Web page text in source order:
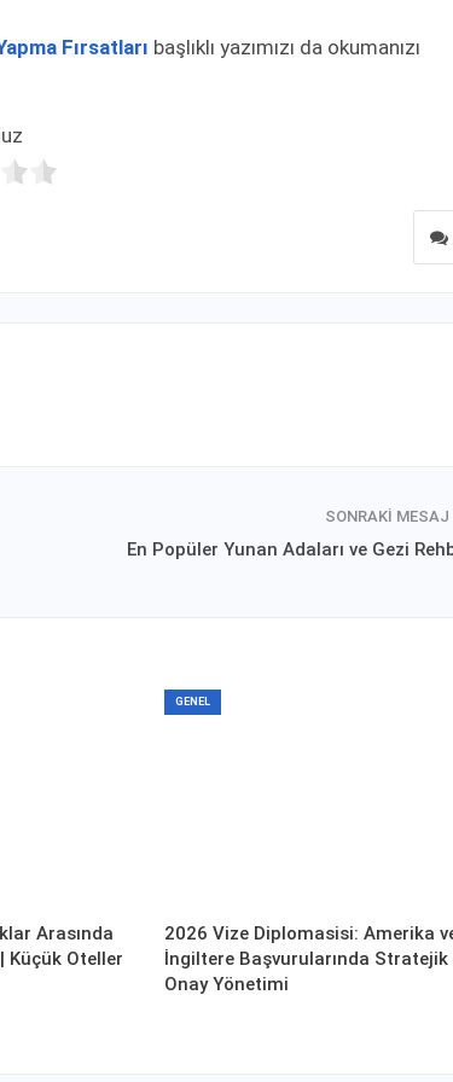
Fırsatları başlıklı yazımızı da okumanızı
SONRAKI MESAJ
En Popüler Yunan Adaları ve Gezi
Arasında
Küçük Oteller
GENEL
2026 Vize Diplomasisi: Amerika
İngiltere Başvurularında Stratejik
Onay Yönetimi